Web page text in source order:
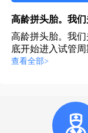
高龄拼头胎。我
底开始进入试管周
查看全部>